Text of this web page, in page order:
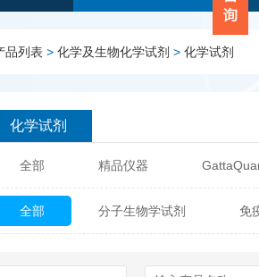
品列表 > 化学及生物化学试剂 > 化学试剂
化学试剂
全部 精品仪器
Glycon Biochem Sterlitech
全部 分子生物学试剂 免